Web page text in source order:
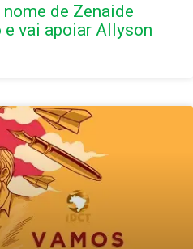
de Zenaide
e vai apoiar Allyson